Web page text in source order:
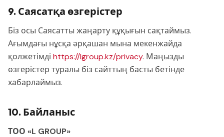
9. Саясатқа өзгерістер
Біз осы Саясатты жаңарту құқығын сақтаймыз.
Ағымдағы нұсқа әрқашан мына мекенжайда
қолжетімді https://lgroup.kz/privacy. Маңызды
өзгерістер туралы біз сайттың басты бетінде
хабарлаймыз.
10. Байланыс
ТОО «L GROUP»